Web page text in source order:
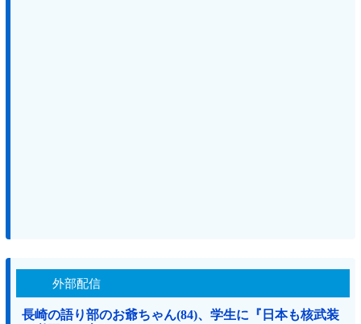
外部配信
長崎の語り部のお爺ちゃん(84)、学生に『日本も核武装